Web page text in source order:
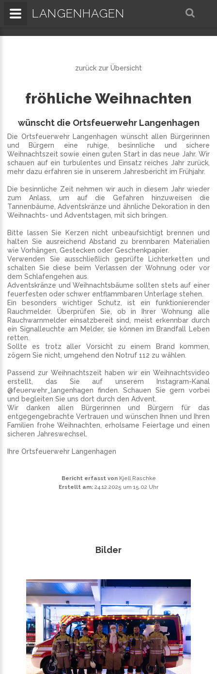
zurück zur Übersicht
fröhliche Weihnachten
wünscht die Ortsfeuerwehr Langenhagen
Die Ortsfeuerwehr Langenhagen wünscht allen Bürgerinnen
und Bürgern eine ruhige, besinnliche und sichere
Weihnachtszeit sowie einen guten Start in das neue Jahr. Wir
schauen auf ein turbulentes und Einsatz reiches Jahr zurück,
mehr dazu erfahren sie in unserem Jahresbericht im Frühjahr.
Die besinnliche Zeit nehmen wir auch in diesem Jahr wieder
zum Anlass, um auf die Gefahren hinzuweisen die
Tannenbäume, Adventskränze und ähnliche Dekoration in den
Weihnachts- und Adventstagen, mit sich bringen.
Bitte lassen Sie Kerzen nicht unbeaufsichtigt brennen und
halten Sie ausreichend Abstand zu brennbaren Materialien
wie Vorhängen, Gestecken oder Geschenkpapier.
Verwenden Sie ausschließlich geprüfte Lichterketten und
schalten Sie diese beim Verlassen der Wohnung oder vor
dem Schlafengehen aus.
Adventskränze und Weihnachtsbäume sollten stets auf einer
feuerfesten oder schwer entflammbaren Unterlage stehen.
Ein besonders wichtiger Schutz, ist ein funktionierender
Rauchmelder. Überprüfen Sie, ob in Ihrer Wohnung alle
Rauchwarnmelder einsatzbereit sind, meist erkennbar durch
ein Signalleuchte am Melder, sie können im Brandfall Leben
retten.
Sollte es trotz aller Vorsicht zu einem Brand kommen,
zögern Sie nicht, umgehend den Notruf 112 zu wählen.
Passend zur Weihnachtszeit haben wir ein Weihnachtsvideo
erstellt, das Sie auf unserem Instagram-Kanal
@feuerwehr_langenhagen finden. Schauen Sie gern vorbei
und begleiten Sie uns dort durch den Advent.
Wir danken allen Bürgerinnen und Bürgern für das
entgegengebrachte Vertrauen und wünschen Ihnen und Ihren
Familien frohe Weihnachten, erholsame Feiertage und einen
sicheren Jahreswechsel.
Ihre Ortsfeuerwehr Langenhagen
Bericht erfasst vonKjell Raschke
Erstellt am: 24.12.2025 um 15.02 Uhr
Bilder
LANGENHAGEN